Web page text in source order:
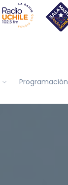
Programación